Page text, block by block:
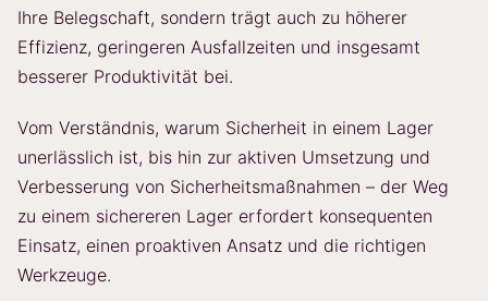
Ihre Belegschaft, sondern trägt auch zu höherer
Effizienz, geringeren Ausfallzeiten und insgesamt
besserer Produktivität bei.
Vom Verständnis, warum Sicherheit in einem Lager
unerlässlich ist, bis hin zur aktiven Umsetzung und
Verbesserung von Sicherheitsmaßnahmen – der Weg
zu einem sichereren Lager erfordert konsequenten
Einsatz, einen proaktiven Ansatz und die richtigen
Werkzeuge.